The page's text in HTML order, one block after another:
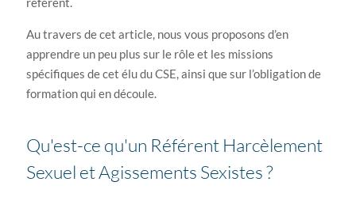
Au travers de cet article, nous vous proposons d’en
apprendre un peu plus sur le rôle et les missions
spécifiques de cet élu du CSE, ainsi que sur l’obligation de
formation qui en découle.
Qu'est-ce qu'un Référent Harcèlement
Sexuel et Agissements Sexistes ?